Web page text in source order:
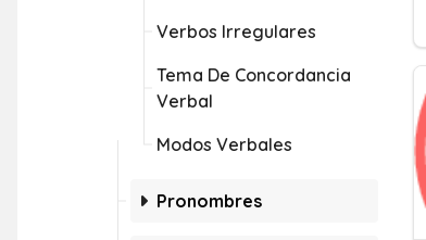
Verbos Irregulares
Tema De Concordancia
Verbal
Modos Verbales
Pronombres